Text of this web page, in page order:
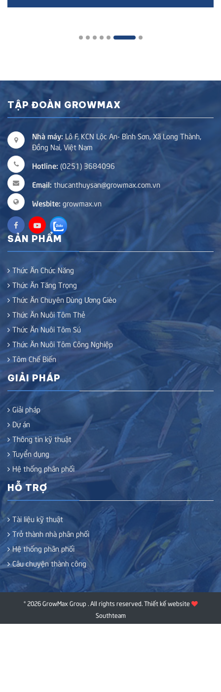
TẬP ĐOÀN GROWMAX
Nhà máy: Lô F, KCN Lộc An- Bình Sơn, Xã Long Thành,
Đồng Nai, Việt Nam
Hotline: (0251) 3684096
Email: thucanthuysan@growmax.com.vn
Wesbite: growmax.vn
SẢN PHẨM
Thức Ăn Chức Năng
Thức Ăn Tăng Trọng
Thức Ăn Chuyên Dùng Ương Gièo
Thức Ăn Nuôi Tôm Thẻ
Thức Ăn Nuôi Tôm Sú
Thức Ăn Nuôi Tôm Công Nghiệp
Tôm Chế Biến
GIẢI PHÁP
Giải pháp
Dự án
Thông tin kỹ thuật
Tuyển dụng
Hệ thống phân phối
HỖ TRỢ
Tài liệu kỹ thuật
Trở thành nhà phân phối
Hệ thống phân phối
Câu chuyện thành công
© 2026 GrowMax Group . All rights reserved.Thiết kế website
Southteam